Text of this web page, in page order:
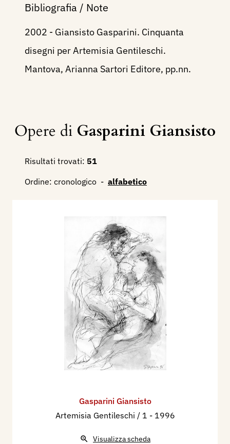
Bibliografia / Note
2002 - Giansisto Gasparini. Cinquanta
disegni per Artemisia Gentileschi.
Mantova, Arianna Sartori Editore, pp.nn.
Opere di Gasparini Giansisto
Risultati trovati: 51
Ordine: cronologico - alfabetico
Gasparini Giansisto
Artemisia Gentileschi / 1 - 1996
Visualizza scheda